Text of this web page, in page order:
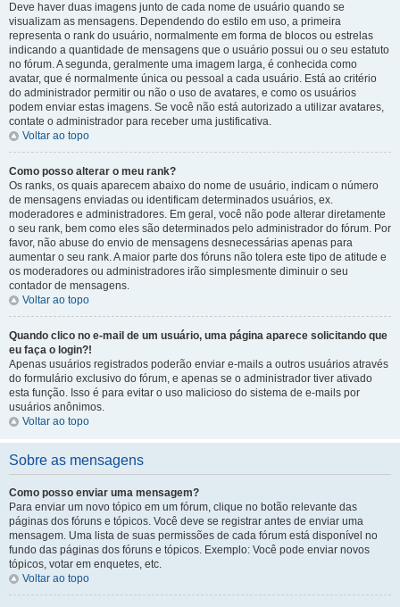
Deve haver duas imagens junto de cada nome de usuário quando se
visualizam as mensagens. Dependendo do estilo em uso, a primeira
representa o rank do usuário, normalmente em forma de blocos ou estrelas
indicando a quantidade de mensagens que o usuário possui ou o seu estatuto
no fórum. A segunda, geralmente uma imagem larga, é conhecida como
avatar, que é normalmente única ou pessoal a cada usuário. Está ao critério
do administrador permitir ou não o uso de avatares, e como os usuários
podem enviar estas imagens. Se você não está autorizado a utilizar avatares,
contate o administrador para receber uma justificativa.
Voltar ao topo
Como posso alterar o meu rank?
Os ranks, os quais aparecem abaixo do nome de usuário, indicam o número
de mensagens enviadas ou identificam determinados usuários, ex.
moderadores e administradores. Em geral, você não pode alterar diretamente
o seu rank, bem como eles são determinados pelo administrador do fórum. Por
favor, não abuse do envio de mensagens desnecessárias apenas para
aumentar o seu rank. A maior parte dos fóruns não tolera este tipo de atitude e
os moderadores ou administradores irão simplesmente diminuir o seu
contador de mensagens.
Voltar ao topo
Quando clico no e-mail de um usuário, uma página aparece solicitando que
eu faça o login?!
Apenas usuários registrados poderão enviar e-mails a outros usuários através
do formulário exclusivo do fórum, e apenas se o administrador tiver ativado
esta função. Isso é para evitar o uso malicioso do sistema de e-mails por
usuários anônimos.
Voltar ao topo
Sobre as mensagens
Como posso enviar uma mensagem?
Para enviar um novo tópico em um fórum, clique no botão relevante das
páginas dos fóruns e tópicos. Você deve se registrar antes de enviar uma
mensagem. Uma lista de suas permissões de cada fórum está disponível no
fundo das páginas dos fóruns e tópicos. Exemplo: Você pode enviar novos
tópicos, votar em enquetes, etc.
Voltar ao topo